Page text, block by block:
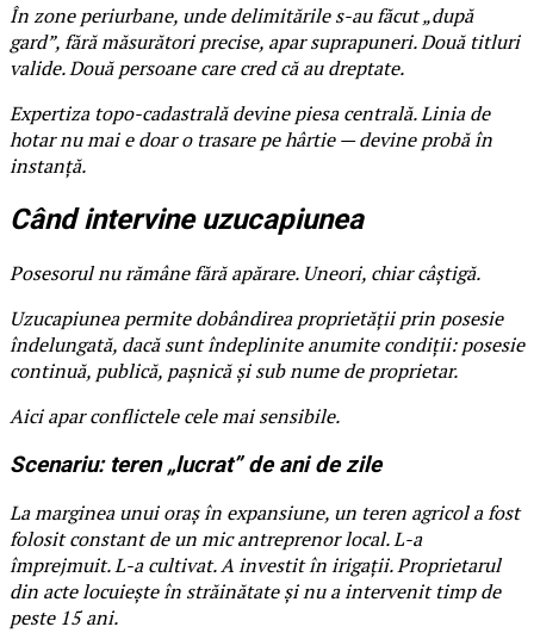
În zone periurbane, unde delimitările s-au făcut „după
gard”, fără măsurători precise, apar suprapuneri. Două titluri
valide. Două persoane care cred că au dreptate.
Expertiza topo-cadastrală devine piesa centrală. Linia de
hotar nu mai e doar o trasare pe hârtie — devine probă în
instanță.
Când intervine uzucapiunea
Posesorul nu rămâne fără apărare. Uneori, chiar câștigă.
Uzucapiunea permite dobândirea proprietății prin posesie
îndelungată, dacă sunt îndeplinite anumite condiții: posesie
continuă, publică, pașnică și sub nume de proprietar.
Aici apar conflictele cele mai sensibile.
Scenariu: teren „lucrat” de ani de zile
La marginea unui oraș în expansiune, un teren agricol a fost
folosit constant de un mic antreprenor local. L-a
împrejmuit. L-a cultivat. A investit în irigații. Proprietarul
din acte locuiește în străinătate și nu a intervenit timp de
peste 15 ani.